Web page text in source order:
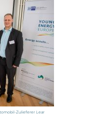
Zulieferer Lear